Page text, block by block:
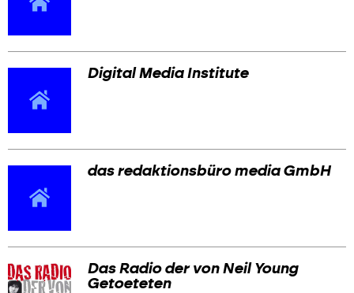
Digital Media Institute
das redaktionsbüro media GmbH
Das Radio der von Neil Young
Getoeteten